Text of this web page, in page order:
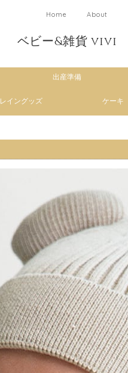
Home About
ベビー&雑貨 vivi
出産準備
レイングッズ ケーキ